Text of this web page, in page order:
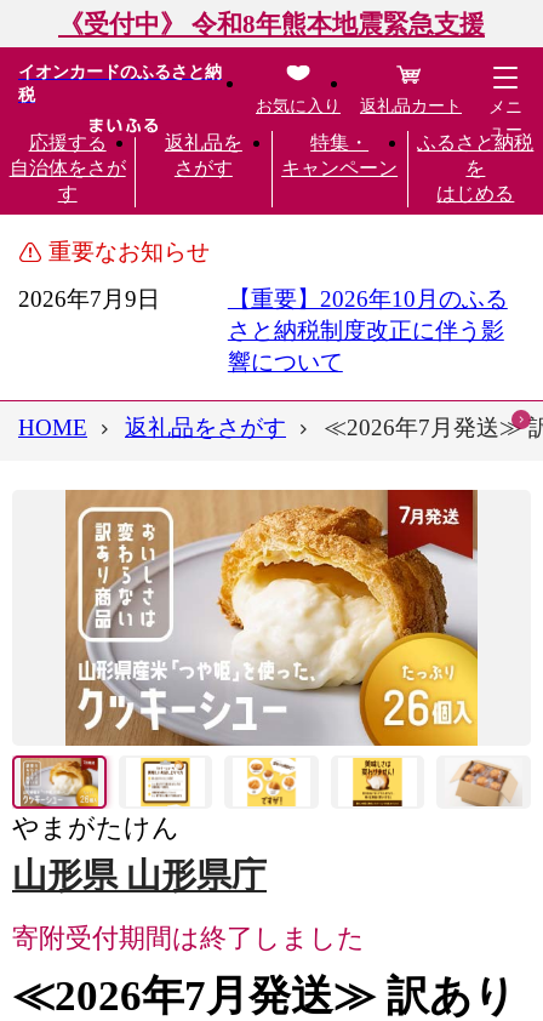
《受付中》 令和8年熊本地震緊急支援
イオンカードのふるさと納
税
応援する
自治体をさが
す
返礼品を
さがす
特集・
キャンペーン
ふるさと納税
を
はじめる
お気に入り 返礼品カート
メニ
ュー
重要なお知らせ
2026年7月9日
【重要】2026年10月のふる
さと納税制度改正に伴う影
響について
HOME 返礼品をさがす ≪2026年7月発送≫
やまがたけん
山形県 山形県庁
寄附受付期間は終了しました
≪2026年7月発送≫ 訳あり